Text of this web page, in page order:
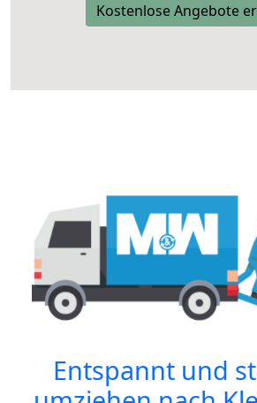
Kostenlose Angebote
Entspannt und